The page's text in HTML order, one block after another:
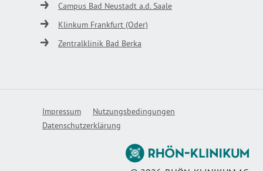
Campus Bad Neustadt a.d. Saale
Klinkum Frankfurt (Oder)
Zentralklinik Bad Berka
Impressum
Nutzungsbedingungen
Datenschutzerklärung